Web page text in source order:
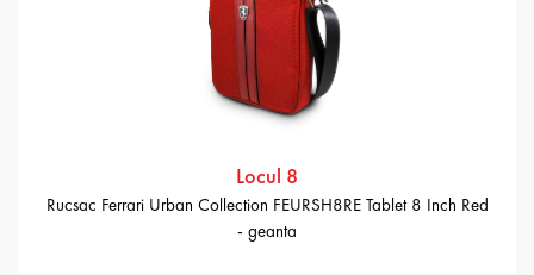
Locul 8
Rucsac Ferrari Urban Collection FEURSH8RE Tablet 8 Inch Red
- geanta